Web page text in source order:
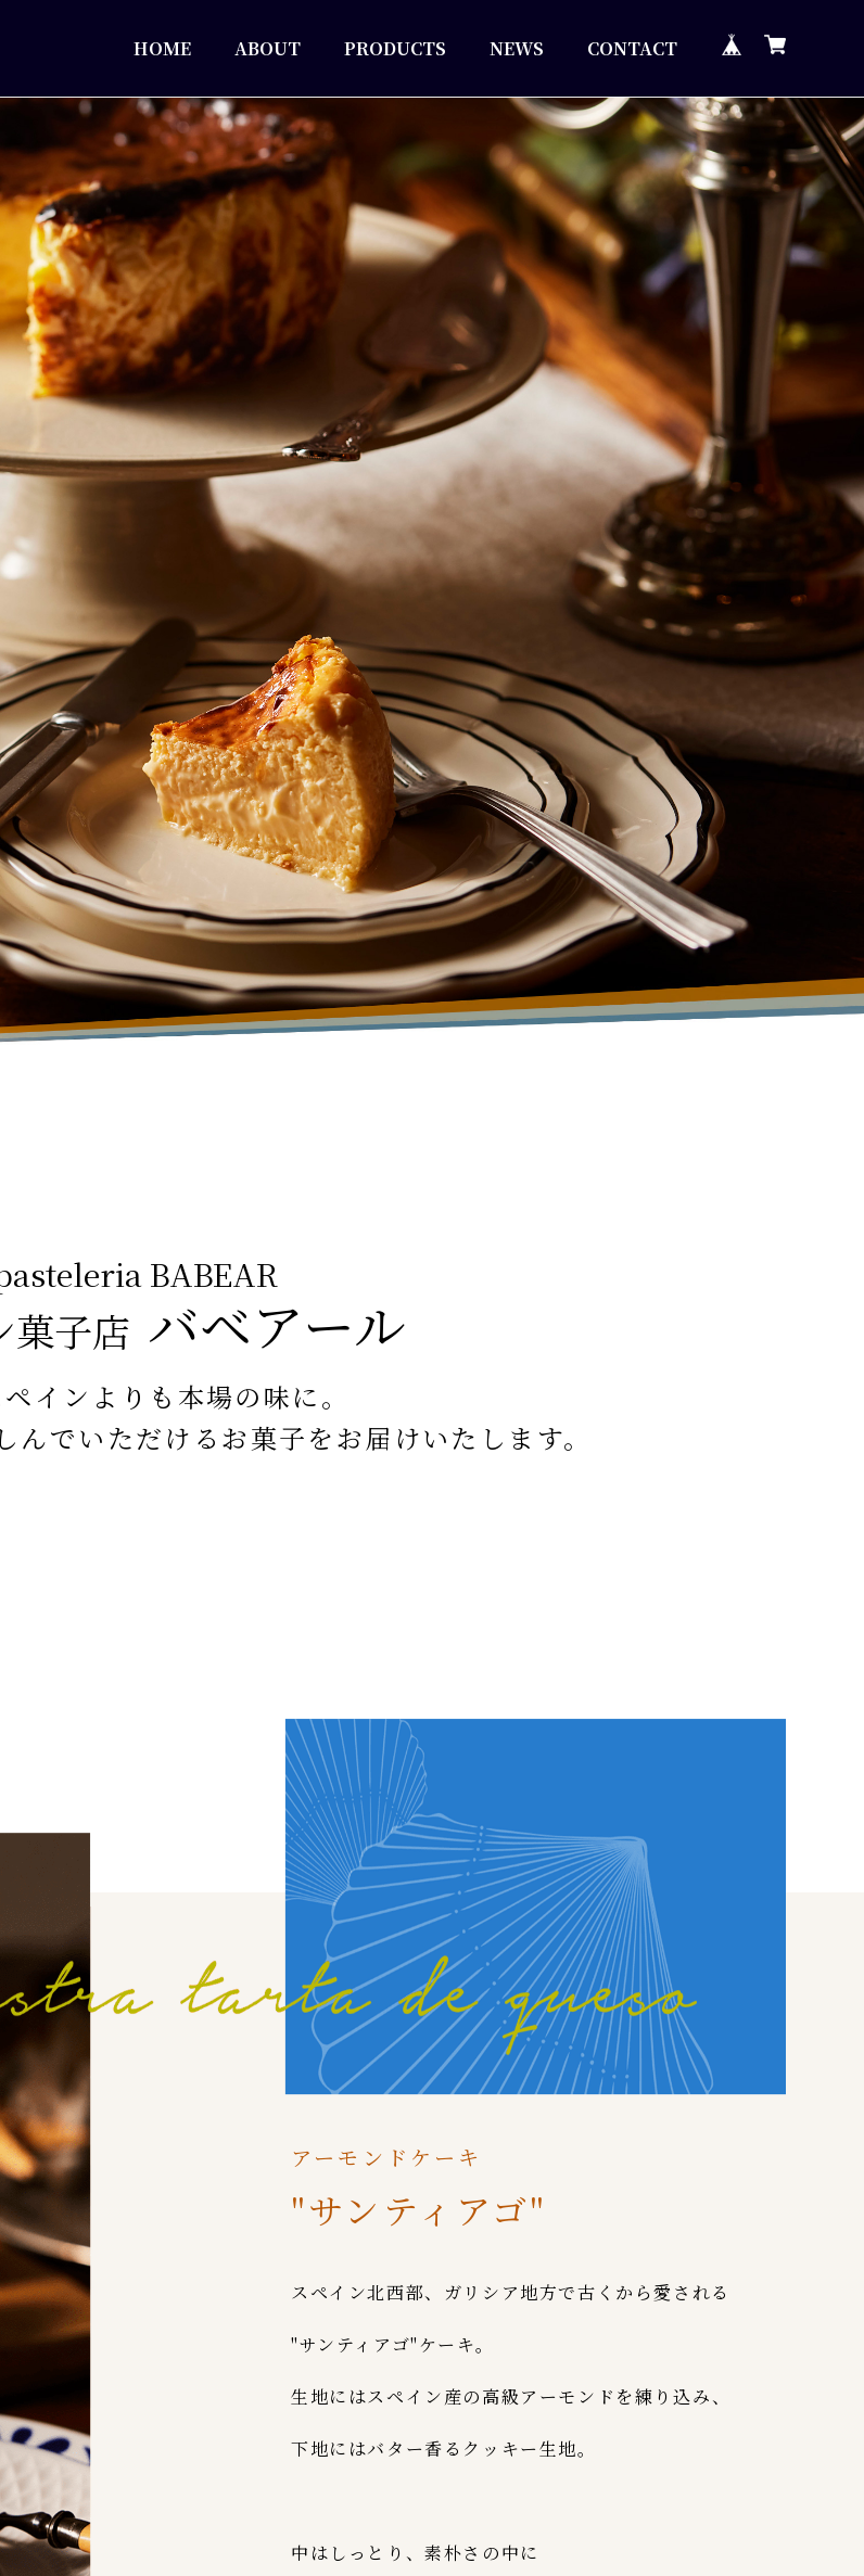
HOME ABOUT PRODUCTS NEWS CONTACT
BABEAR
菓子店 バベアール
インよりも本場の味に。
でいただけるお菓子をお届けいたします。
アーモンドケーキ
"サンティアゴ"
スペイン北西部、ガリシア地方で古くから愛される
"サンティアゴ"ケーキ。
生地にはスペイン産の高級アーモンドを練り込み、
下地にはバター香るクッキー生地。
中はしっとり、素朴さの中に